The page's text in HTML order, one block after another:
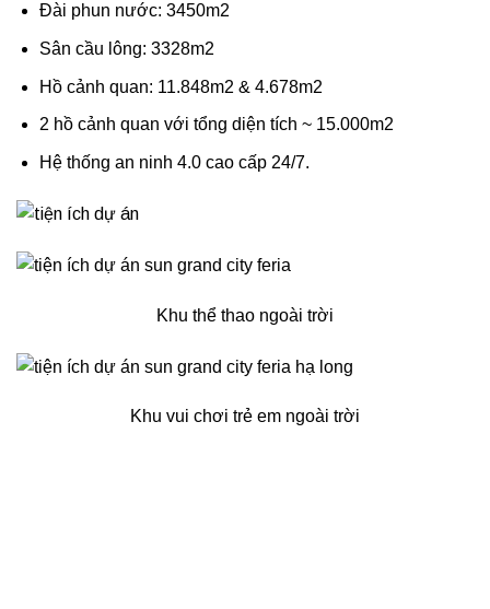
Đài phun nước: 3450m2
Sân cầu lông: 3328m2
Hồ cảnh quan: 11.848m2 & 4.678m2
2 hồ cảnh quan với tổng diện tích ~ 15.000m2
Hệ thống an ninh 4.0 cao cấp 24/7.
Khu thể thao ngoài trời
Khu vui chơi trẻ em ngoài trời